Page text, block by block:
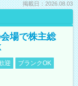
掲載日：2026.08.03
場で株主総
迎
ブランクOK